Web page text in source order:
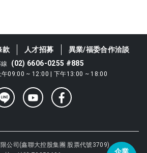
款 人才招募 異業/福委合作洽談
(02) 6606-0255 #885
午09:00 ~ 12:00 | 下午13:00 ~ 18:00
公司(鑫聯大控股集團 股票代號3709)